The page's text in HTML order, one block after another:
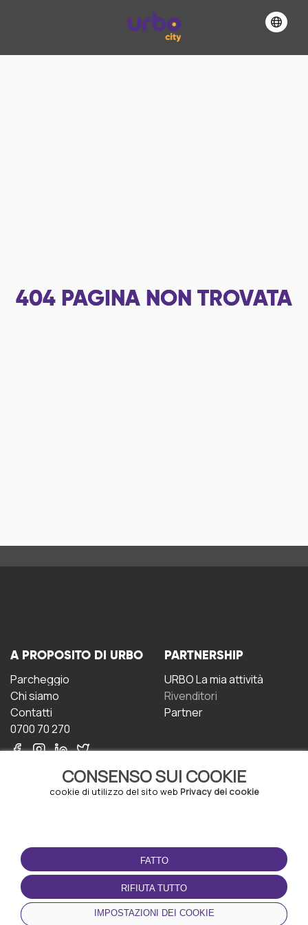
404 PAGINA NON TROVATA
CONSENSO SUI COOKIE
cookie di utilizzo del sito web Privacy dei cookie
FATTO
RIFIUTA TUTTO
IMPOSTAZIONI DEI COOKIE
A PROPOSITO DI URBO
Parcheggio
Chi siamo
Contatti
0700 70 270
PARTNERSHIP
URBO La mia attività
Rivenditori
Partner
CONDIZIONI D'USO
Termini e Condizioni
Politica sulla riservatezza
Gestione dei Cookie
SCARICA L'APP